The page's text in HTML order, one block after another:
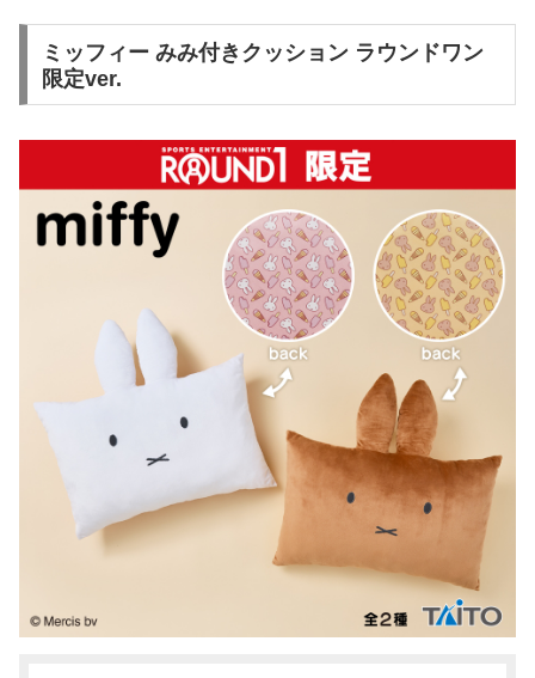
ミッフィー みみ付きクッション ラウンドワン
限定ver.